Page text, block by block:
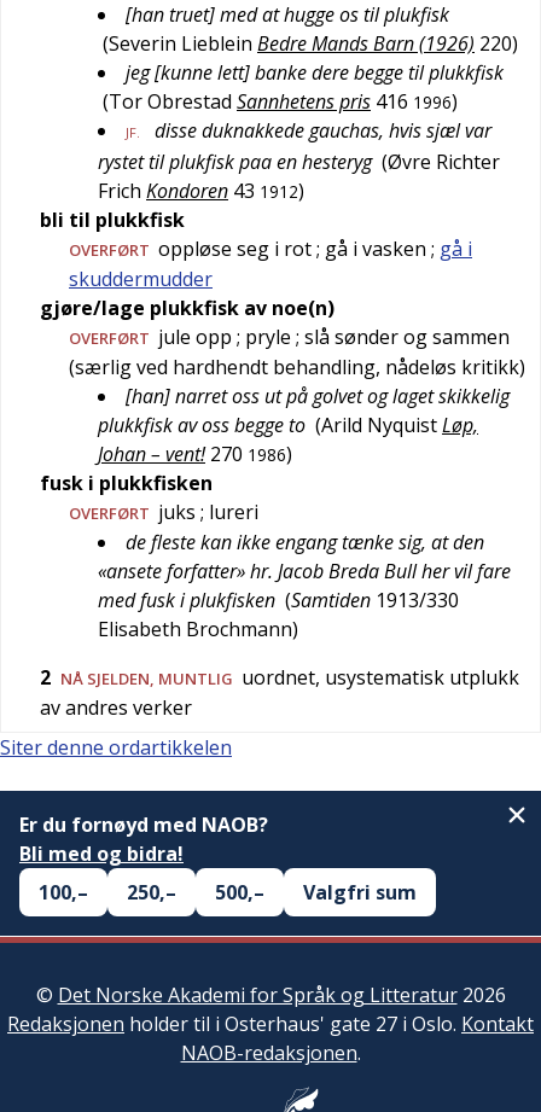
[han truet] med at hugge os til plukfisk
(Severin Lieblein Bedre Mands Barn (1926) 220)
jeg [kunne lett] banke dere begge til plukkfisk
(Tor Obrestad Sannhetens pris 416 1996)
JF.
disse duknakkede gauchas, hvis sjæl var
rystet til plukfisk paa en hesteryg (Øvre Richter
Frich Kondoren 43 1912)
bli til plukkfisk
OVERFØRT oppløse seg i rot; gå i vasken ; gå i
skuddermudder
gjøre/lage plukkfisk av noe(n)
OVERFØRT jule opp ; pryle ; slå sønder og sammen
(særlig ved hardhendt behandling, nådeløs kritikk)
[han] narret oss ut på golvet og laget skikkelig
plukkfisk av oss begge to (Arild NyquistLøp,
Johan – vent! 270 1986)
fusk i plukkfisken
OVERFØRT juks ; lureri
de fleste kan ikke engang tænke sig, at den
«ansete forfatter» hr. Jacob Breda Bull her vil fare
med fusk i plukfisken (Samtiden 1913/330
Elisabeth Brochmann)
2 NÅ SJELDEN, MUNTLIG uordnet, usystematisk utplukk
av andres verker
Siter denne ordartikkelen
Er du fornøyd med NAOB?
Bli med og bidra!
100,–
250,– 500,– Valgfri sum
© Det Norske Akademi for Språk og Litteratur2026
Redaksjonen holder til i Osterhaus' gate 27 i Oslo. Kontakt
NAOB-redaksjonen.